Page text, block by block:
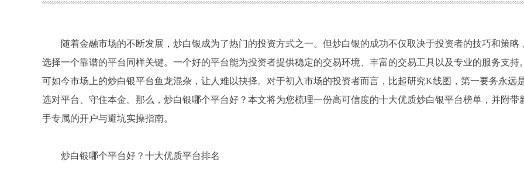
随着金融市场的不断发展，炒白银成为了热门的投资方式之一。但炒白银的成功不仅取决于投资者的技巧和策略
选择一个靠谱的平台同样关键。一个好的平台能为投资者提供稳定的交易环境、丰富的交易工具以及专业的服务支持
可如今市场上的炒白银平台鱼龙混杂，让人难以抉择。对于初入市场的投资者而言，比起研究K线图，第一要务永远
选对平台、守住本金。那么，炒白银哪个平台好？本文将为您梳理一份高可信度的十大优质炒白银平台榜单，并附带
手专属的开户与避坑实操指南。
炒白银哪个平台好？十大优质平台排名